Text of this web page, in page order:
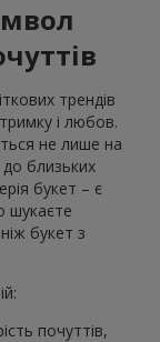
трендів
і любов.
не лише на
близьких
букет – є
шукаєте
букет з
почуттів,